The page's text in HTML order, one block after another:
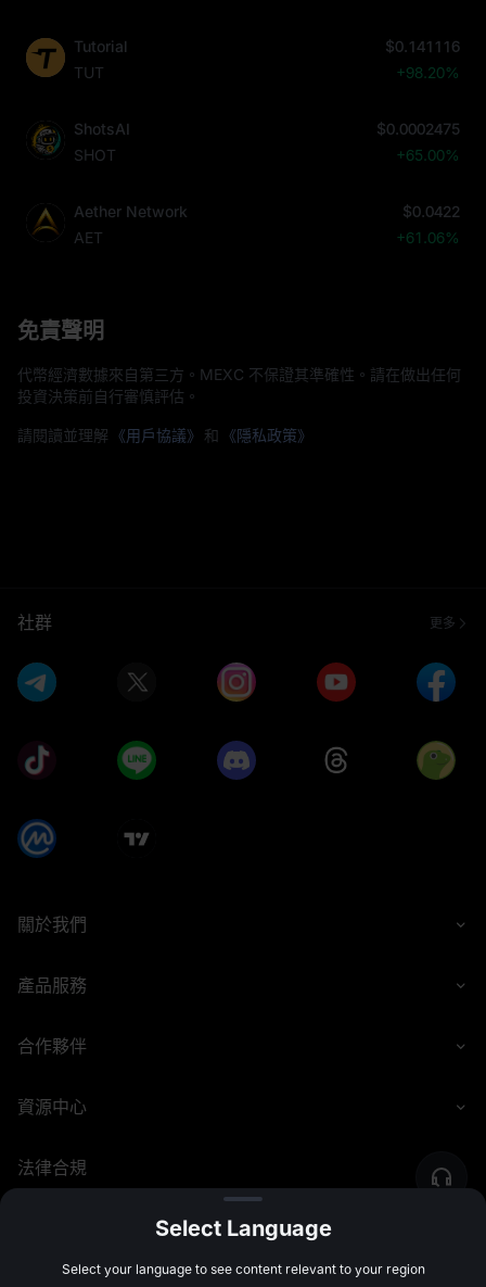
Tutorial
TUT
$0.141116
+98.20%
ShotsAI
SHOT
$0.0002475
+65.00%
Aether Network
AET
$0.0422
+61.06%
免責聲明
代幣經濟數據來自第三方。MEXC 不保證其準確性。請在做出任何
投資決策前自行審慎評估。
請閱讀並理解 《用戶協議》 和 《隱私政策》
社群 更多
關於我們
產品服務
合作夥伴
資源中心
法律合規
©2026 MEXC.COM
Select Language
Select your language to see content relevant to your region